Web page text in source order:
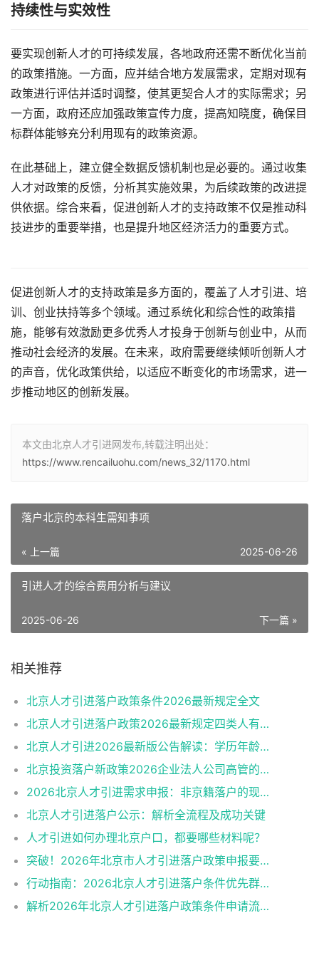
持续性与实效性
要实现创新人才的可持续发展，各地政府还需不断优化当前
的政策措施。一方面，应并结合地方发展需求，定期对现有
政策进行评估并适时调整，使其更契合人才的实际需求；另
一方面，政府还应加强政策宣传力度，提高知晓度，确保目
标群体能够充分利用现有的政策资源。
在此基础上，建立健全数据反馈机制也是必要的。通过收集
人才对政策的反馈，分析其实施效果，为后续政策的改进提
供依据。综合来看，促进创新人才的支持政策不仅是推动科
技进步的重要举措，也是提升地区经济活力的重要方式。
促进创新人才的支持政策是多方面的，覆盖了人才引进、培
训、创业扶持等多个领域。通过系统化和综合性的政策措
施，能够有效激励更多优秀人才投身于创新与创业中，从而
推动社会经济的发展。在未来，政府需要继续倾听创新人才
的声音，优化政策供给，以适应不断变化的市场需求，进一
步推动地区的创新发展。
本文由北京人才引进网发布,转载注明出处：
https://www.rencailuohu.com/news_32/1170.html
落户北京的本科生需知事项
« 上一篇 2025-06-26
引进人才的综合费用分析与建议
下一篇 »
2025-06-26
相关推荐
北京人才引进落户政策条件2026最新规定全文
北京人才引进落户政策2026最新规定四类人有资格
北京人才引进2026最新版公告解读：学历年龄是门槛
北京投资落户新政策2026企业法人公司高管的福音
2026北京人才引进需求申报：非京籍落户的现状与困境
北京人才引进落户公示：解析全流程及成功关键
人才引进如何办理北京户口，都要哪些材料呢？
突破！2026年北京市人才引进落户政策申报要求操作指南
行动指南：2026北京人才引进落户条件优先群体政策红利
解析2026年北京人才引进落户政策条件申请流程材料准备